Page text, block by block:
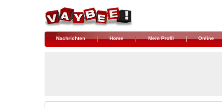
Nachrichten Home Mein Profil Online